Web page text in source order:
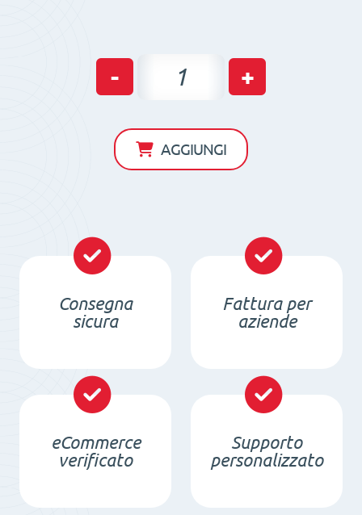
-
Piccola
Traversa
sollevatori
magnetici
+
AGGIUNGI
Consegna
sicura
Fattura per
aziende
eCommerce
verificato
Supporto
personalizzato